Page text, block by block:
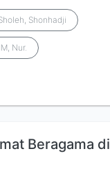
Shonhadji
Nur.
Beragama di